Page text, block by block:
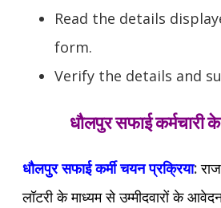
Read the details
form.
Verify the details and
धौलपुर सफाई कर्मचारी
धौलपुर सफाई कर्मी चयन प्रक्रिया:
लॉटरी के माध्यम से उम्मीदवारों के